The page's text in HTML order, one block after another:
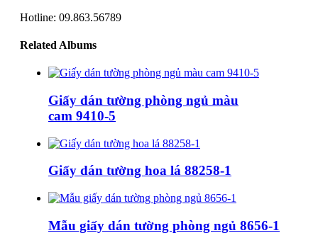
Hotline: 09.863.56789
Related Albums
Giấy dán tường phòng ngủ màu
cam 9410-5
Giấy dán tường hoa lá 88258-1
Mẫu giấy dán tường phòng ngủ 8656-1